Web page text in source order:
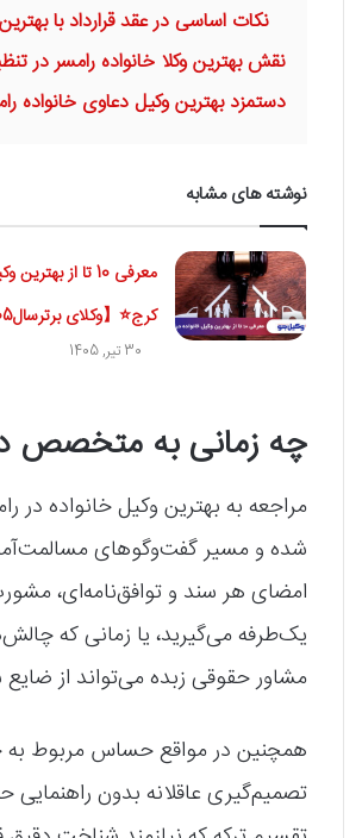
نکات اساسی در عقد قرارداد با
نقش بهترین وکلا خانواده رامسر در
دستمزد بهترین وکیل دعاوی خانواده
نوشته های مشابه
معرفی 10 تا از
کرج⭐【وکلای برترسال1405】⚖️
30 تیر, 1405
چه زمانی به متخصص
مراجعه به بهترین وکیل خانواده
شده و مسیر گفت‌وگوهای
امضای هر سند و توافق‌نامه‌ای،
یک‌طرفه می‌گیرید، یا زمانی که
مشاور حقوقی زبده می‌تواند از
همچنین در مواقع حساس مربوط به
تصمیم‌گیری عاقلانه بدون